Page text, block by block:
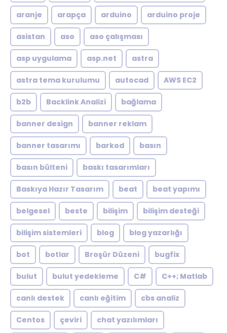
aranje arapça arduino arduino proje
asistan aso aso çalışması
asp uygulama asp.net astra
astra tema kurulumu autocad AWS EC2
b2b Backlink Analizi bağlama
banner design banner reklam
banner tasarımı barkod basın
basın bülteni baskı tasarımları
Baskıya Hazır Tasarım beat beat yapımı
belgesel beste bilişim bilişim desteği
bilişim sistemleri blog blog yazarlığı
bot botlar Broşür Düzeni bugfix
bulut bulut yedekleme C# C++; Matlab
canlı destek canlı eğitim cbs analiz
Centos çeviri chat yazılımları